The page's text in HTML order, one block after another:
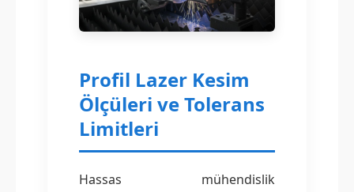
Profil Lazer Kesim
Ölçüleri ve Tolerans
Limitleri
Hassas mühendislik